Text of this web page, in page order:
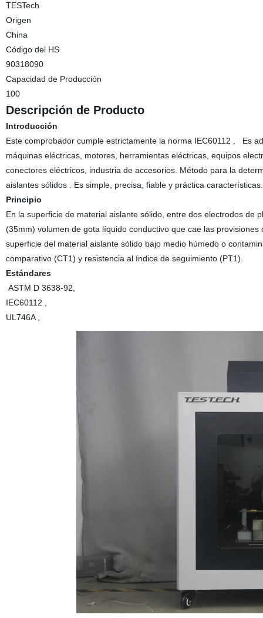
TESTech
Origen
China
Código del HS
90318090
Capacidad de Producción
100
Descripción de Producto
Introducción
Este comprobador cumple estrictamente la norma IEC60112 . Es
máquinas eléctricas, motores, herramientas eléctricas, equipos
conectores eléctricos, industria de accesorios. Método para la
aislantes sólidos . Es simple, precisa, fiable y práctica características.
Principio
En la superficie de material aislante sólido, entre dos electrodos de
(35mm) volumen de gota líquido conductivo que cae las
superficie del material aislante sólido bajo medio húmedo o
comparativo (CT1) y resistencia al índice de seguimiento (PT1).
Estándares
ASTM D 3638-92,
IEC60112 ,
UL746A ,